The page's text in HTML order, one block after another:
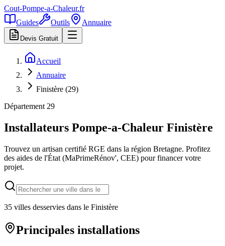
Cout-Pompe-a-Chaleur.fr
Guides
Outils Annuaire
Devis Gratuit
Accueil
Annuaire
Finistère (29)
Département 29
Installateurs Pompe-a-Chaleur Finistère
Trouvez un artisan certifié RGE dans la région Bretagne. Profitez
des aides de l'État (MaPrimeRénov', CEE) pour financer votre
projet.
35 villes desservies dans le Finistère
Principales installations